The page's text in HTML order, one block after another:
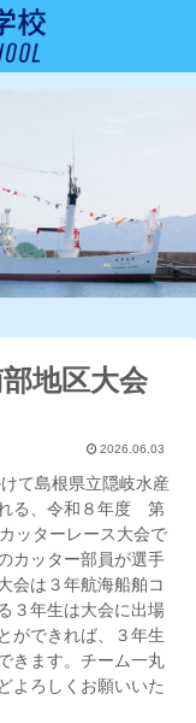
地区大会
2026.06.03
て島根県立隠岐水産
る、令和８年度 第
ッターレース大会で
カッター部員が選手
会は３年航海船舶コ
３年生は大会に出場
ができれば、３年生
きます。チーム一丸
よろしくお願いいた